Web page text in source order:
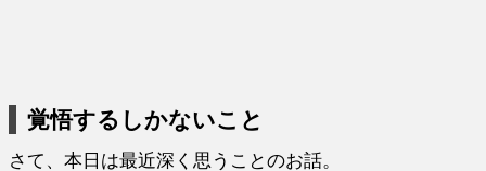
覚悟するしかないこと
さて、本日は最近深く思うことのお話。